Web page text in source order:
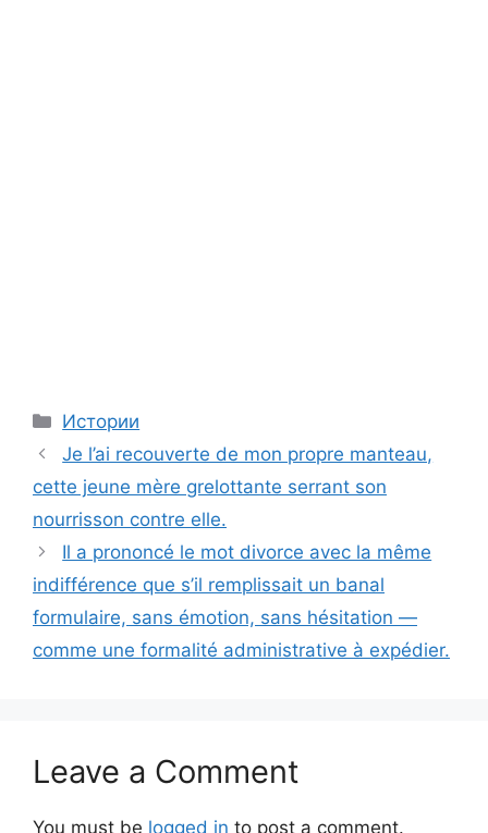
Categories
Истории
Je l’ai recouverte de mon propre manteau,
cette jeune mère grelottante serrant son
nourrisson contre elle.
Il a prononcé le mot divorce avec la même
indifférence que s’il remplissait un banal
formulaire, sans émotion, sans hésitation —
comme une formalité administrative à expédier.
Leave a Comment
You must be logged in to post a comment.